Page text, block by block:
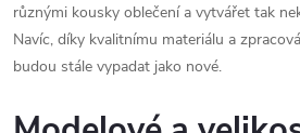
různými kousky oblečení a vytvářet tak
Navíc, díky kvalitnímu materiálu a
budou stále vypadat jako nové.